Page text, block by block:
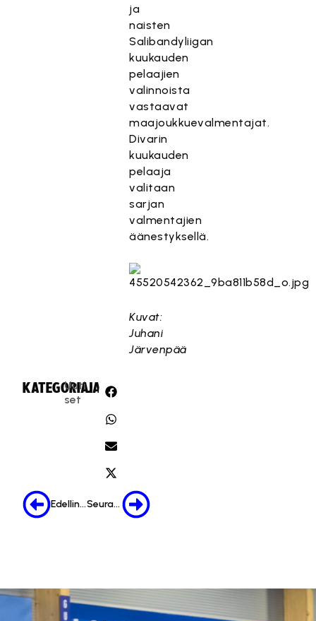
ja
naisten
Salibandyliigan
kuukauden
pelaajien
valinnoista
vastaavat
maajoukkuevalmentajat.
Divarin
kuukauden
pelaaja
valitaan
sarjan
valmentajien
äänestyksellä.
Kuvat:
Juhani
Järvenpää
KATEGORIA:
Uuti
set
JAA:
Edellinen Seuraava